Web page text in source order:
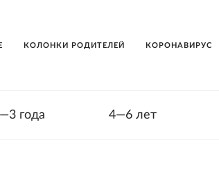
КОЛОНКИ РОДИТЕЛЕЙ КОРОНАВИРУС
года 4—6 лет